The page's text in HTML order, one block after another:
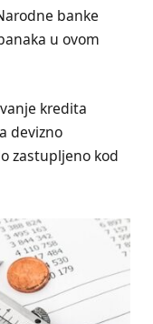
banke
u ovom
kredita
devizno
zastupljeno kod